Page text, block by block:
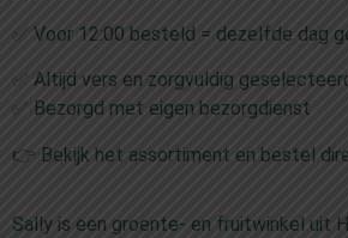
✅ Voor 12:00 besteld = dezelfde dag
✅ Altijd vers en zorgvuldig
✅ Bezorgd met eigen bezorgdienst
👉 Bekijk het assortiment en bestel
Sally is een groente- en fruitwinkel uit